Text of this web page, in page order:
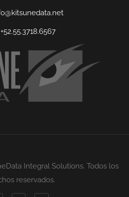
+52.55.3718.6567
Integral Solutions. Todos los
reservados.